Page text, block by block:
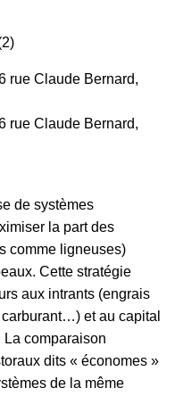
rue Claude Bernard,
rue Claude Bernard,
de systèmes
la part des
comme ligneuses)
Cette stratégie
aux intrants (engrais
et au capital
comparaison
dits « économes »
de la même